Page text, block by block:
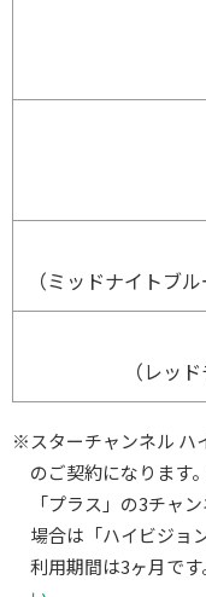
（ミッドナイトブ
（レッ
※スターチャンネル ハ
のご契約になります
「プラス」の3チャ
場合は「ハイビジョ
利用期間は3ヶ月です